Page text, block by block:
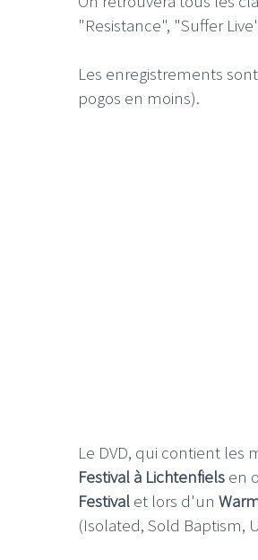
"Resistance", "Suffer
Les enregistrements
pogos en moins).
Le DVD, qui contient les
Festival à Lichtenfiels en
Festival et lors d'un
(Isolated, Sold Baptism,